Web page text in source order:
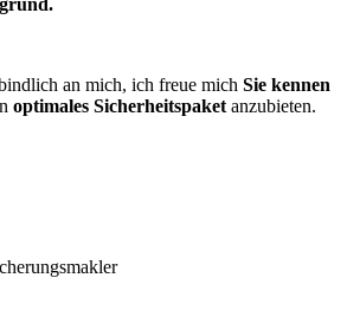
an mich, ich freue mich Sie kennen
optimales Sicherheitspaketanzubieten.